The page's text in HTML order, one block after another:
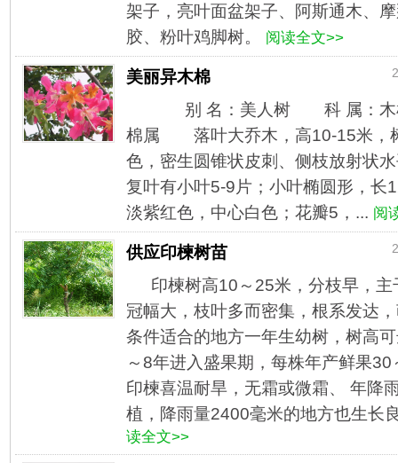
架子，亮叶面盆架子、阿斯通木、
胶、粉叶鸡脚树。
阅读全文>>
美丽异木棉
别 名：美人树 科 属：木棉
棉属 落叶大乔木，高10-15米，
色，密生圆锥状皮刺、侧枝放射
复叶有小叶5-9片；小叶椭圆形，
淡紫红色，中心白色；花瓣5，... 阅
供应印楝树苗
印楝树高10～25米，分枝早，
冠幅大，枝叶多而密集，根系发达
条件适合的地方一年生幼树，树高
～8年进入盛果期，每株年产鲜果
印楝喜温耐旱，无霜或微霜、 年降
植，降雨量2400毫米的地方也生长
读全文>>